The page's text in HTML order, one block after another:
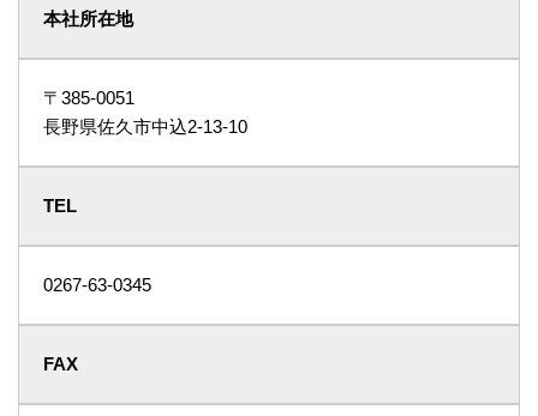
本社所在地
〒385-0051
長野県佐久市中込2-13-10
TEL
0267-63-0345
FAX